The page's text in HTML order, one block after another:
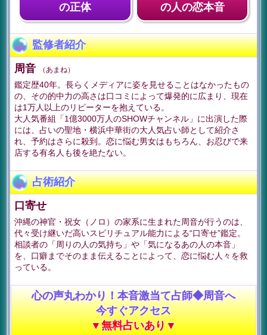
の正体
の人の恋本音
監修者紹介
周音 （あまね）
鑑定歴40年。長らくメディアに姿を見せることはなかったもの
の、その的中力の高さは口コミによって爆発的に広まり、現在
は1万人以上のリピーターを抱えている。
大人気番組「1億3000万人のSHOWチャンネル」に出演した際
には、占いの聖地・横浜中華街の大人気占い師として紹介さ
れ、予約はさらに殺到。恋に悩む男女はもちろん、お忍びで来
店する有名人も後を絶たない。
占術紹介
口寄せ
沖縄の神官・祝女（ノロ）の家系に生まれた周音が行うのは、
代々受け継いだ高いスピリチュアル能力による“口寄せ”鑑定。
相談者の「周りの人の気持ち」や「気になるあの人の本音」
を、口癖までそのまま伝えることによって、恋に悩む人々を救
っている。
心の声丸わかり！本音激当て占師◆周音へ
今すぐアクセス
▼無料占いあり▼